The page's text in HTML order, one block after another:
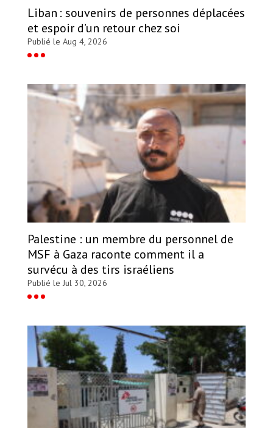
Liban : souvenirs de personnes déplacées
et espoir d’un retour chez soi
Publié le Aug 4, 2026
Palestine : un membre du personnel de
MSF à Gaza raconte comment il a
survécu à des tirs israéliens
Publié le Jul 30, 2026